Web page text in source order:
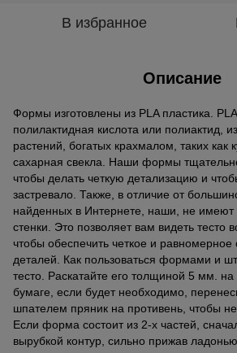
В избранное
Описание
Формы изготовлены из PLA пластика.
полилактидная кислота или полиактид,
растений, богатых крахмалом, таких как
сахарная свекла. Наши формы
чтобы делать четкую детализацию и
застревало. Также, в отличие от
найденных в Интернете, наши, не имеют
стенки. Это позволяет вам видеть тесто
чтобы обеспечить четкое и равномерное
деталей. Как пользоваться формами и
тесто. Раскатайте его толщиной 5 мм. на
бумаге, если будет необходимо,
шпателем пряник на противень, чтобы
Если форма состоит из 2-х частей,
вырубкой контур, сильно прижав